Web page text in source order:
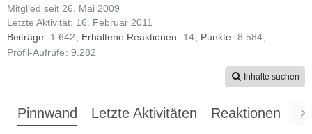
Mitglied seit 26. Mai 2009
Letzte Aktivität: 16. Februar 2011
Beiträge
1.642 Erhaltene Reaktionen 14 Punkte
8.584
Profil-Aufrufe
9.282
Inhalte suchen
Pinnwand Letzte Aktivitäten Reaktionen